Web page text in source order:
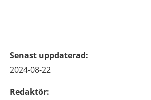
Senast uppdaterad:
2024-08-22
Redaktör: